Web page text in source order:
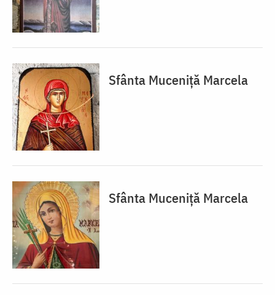
Sfânta Muceniță Marcela
Sfânta Muceniță Marcela